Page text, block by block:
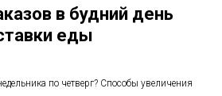
в будний день
еды
по четверг? Способы увеличения